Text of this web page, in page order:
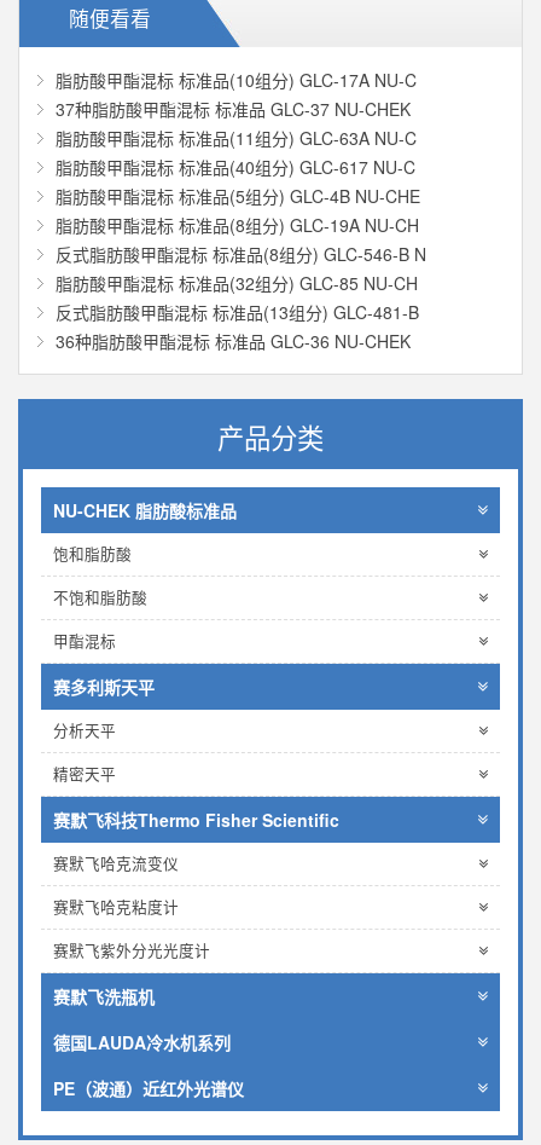
随便看看
脂肪酸甲酯混标 标准品(10组分) GLC-17A NU-C
37种脂肪酸甲酯混标 标准品 GLC-37 NU-CHEK
脂肪酸甲酯混标 标准品(11组分) GLC-63A NU-C
脂肪酸甲酯混标 标准品(40组分) GLC-617 NU-C
脂肪酸甲酯混标 标准品(5组分) GLC-4B NU-CHE
脂肪酸甲酯混标 标准品(8组分) GLC-19A NU-CH
反式脂肪酸甲酯混标 标准品(8组分) GLC-546-B N
脂肪酸甲酯混标 标准品(32组分) GLC-85 NU-CH
反式脂肪酸甲酯混标 标准品(13组分) GLC-481-B
36种脂肪酸甲酯混标 标准品 GLC-36 NU-CHEK
产品分类
NU-CHEK 脂肪酸标准品
饱和脂肪酸
不饱和脂肪酸
甲酯混标
赛多利斯天平
分析天平
精密天平
赛默飞科技Thermo Fisher Scientific
赛默飞哈克流变仪
赛默飞哈克粘度计
赛默飞紫外分光光度计
赛默飞洗瓶机
德国LAUDA冷水机系列
PE（波通）近红外光谱仪